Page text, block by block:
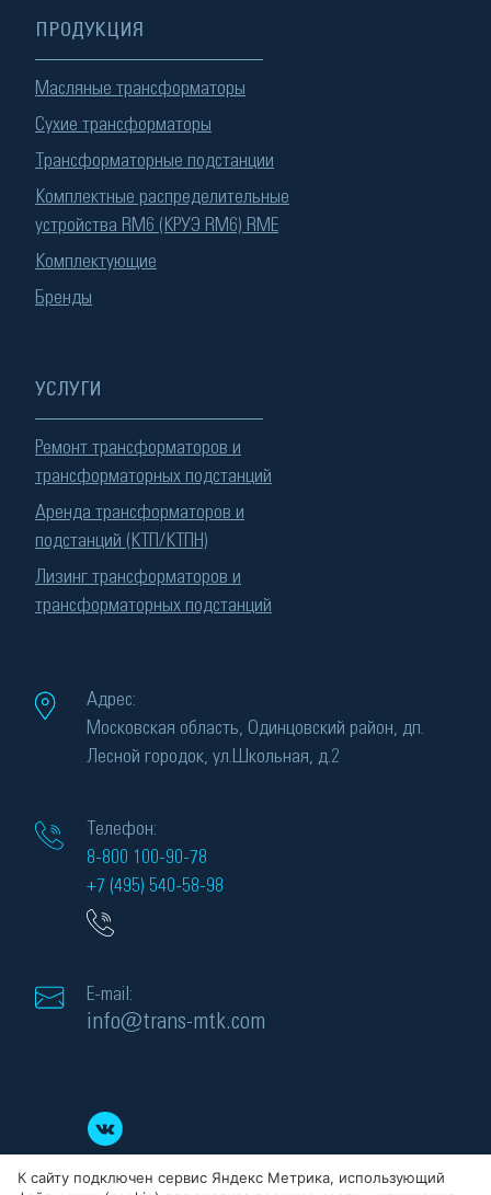
ПРОДУКЦИЯ
Масляные трансформаторы
Сухие трансформаторы
Трансформаторные подстанции
Комплектные распределительные
устройства RM6 (КРУЭ RM6) RME
Комплектующие
Бренды
УСЛУГИ
Ремонт трансформаторов и
трансформаторных подстанций
Аренда трансформаторов и
подстанций (КТП/КТПН)
Лизинг трансформаторов и
трансформаторных подстанций
Адрес:
Московская область, Одинцовский район, дп.
Лесной городок, ул.Школьная, д.2
Телефон:
8-800 100-90-78
+7 (495) 540-58-98
E-mail:
info@trans-mtk.com
К сайту подключен сервис Яндекс Метрика, использующий